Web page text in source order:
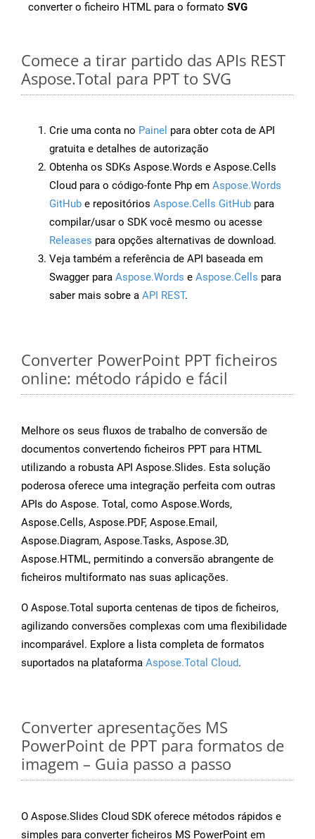
converter o ficheiro HTML para o formato SVG
Comece a tirar partido das APIs REST
Aspose.Total para PPT to SVG
Crie uma conta no Painel para obter cota de API
gratuita e detalhes de autorização
Obtenha os SDKs Aspose.Words e Aspose.Cells
Cloud para o código-fonte Php em Aspose.Words
GitHub e repositórios Aspose.Cells GitHub para
compilar/usar o SDK você mesmo ou acesse
Releases para opções alternativas de download.
Veja também a referência de API baseada em
Swagger para Aspose.Words e Aspose.Cells para
saber mais sobre a API REST.
Converter PowerPoint PPT ficheiros
online: método rápido e fácil
Melhore os seus fluxos de trabalho de conversão de
documentos convertendo ficheiros PPT para HTML
utilizando a robusta API Aspose.Slides. Esta solução
poderosa oferece uma integração perfeita com outras
APIs do Aspose. Total, como Aspose.Words,
Aspose.Cells, Aspose.PDF, Aspose.Email,
Aspose.Diagram, Aspose.Tasks, Aspose.3D,
Aspose.HTML, permitindo a conversão abrangente de
ficheiros multiformato nas suas aplicações.
O Aspose.Total suporta centenas de tipos de ficheiros,
agilizando conversões complexas com uma flexibilidade
incomparável. Explore a lista completa de formatos
suportados na plataforma Aspose.Total Cloud.
Converter apresentações MS
PowerPoint de PPT para formatos de
imagem – Guia passo a passo
O Aspose.Slides Cloud SDK oferece métodos rápidos e
simples para converter ficheiros MS PowerPoint em